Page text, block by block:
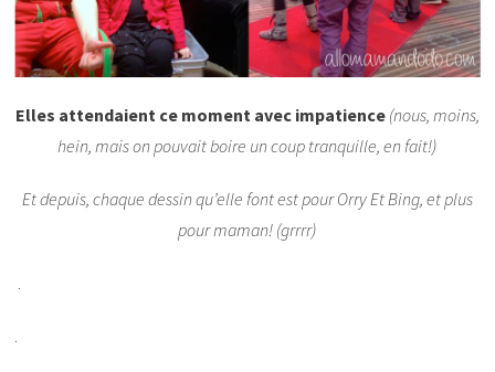
Elles attendaient ce moment avec impatience(nous, moins,
hein, mais on pouvait boire un coup tranquille, en fait!)
Et depuis, chaque dessin qu’elle font est pour Orry Et Bing, et plus
pour maman! (grrrr)